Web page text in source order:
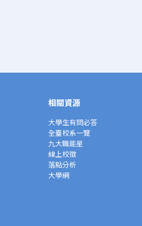
相關資源
大學生有問必答
全臺校系一覽
九大職能星
線上校徵
落點分析
大學網